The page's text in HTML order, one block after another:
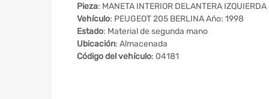
Pieza: MANETA INTERIOR DELANTERA IZQUIERDA
Vehículo: PEUGEOT 205 BERLINA Año: 1998
Estado: Material de segunda mano
Ubicación: Almacenada
Código del vehículo: 04181